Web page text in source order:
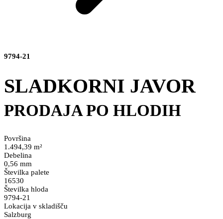
9794-21
SLADKORNI JAVOR
PRODAJA PO HLODIH
Površina
1.494,39 m²
Debelina
0,56 mm
Številka palete
16530
Številka hloda
9794-21
Lokacija v skladišču
Salzburg